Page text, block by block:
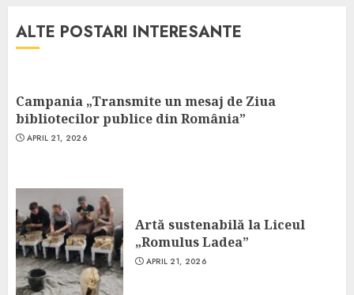
ALTE POSTARI INTERESANTE
Campania „Transmite un mesaj de Ziua
bibliotecilor publice din România”
APRIL 21, 2026
Artă sustenabilă la Liceul
„Romulus Ladea”
APRIL 21, 2026